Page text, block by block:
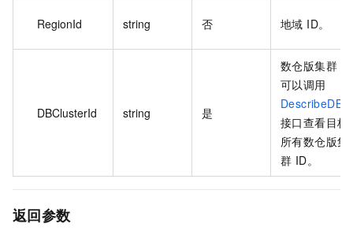
RegionId string 否 地域 ID。
DBClusterId string 是
数仓版集群
可以调用
接口查看目标
所有数仓版集
群 ID。
返回参数